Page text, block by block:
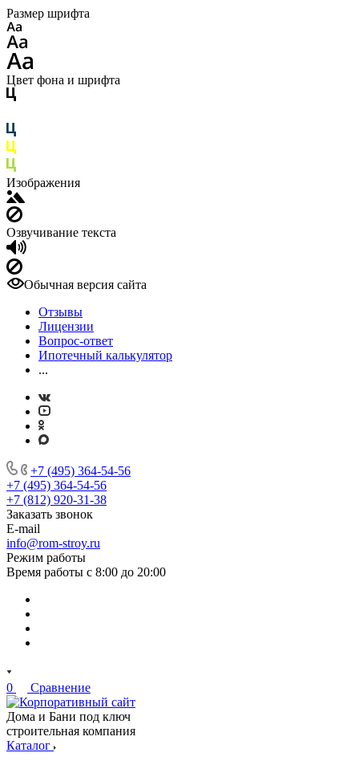
Размер шрифта
Цвет фона и шрифта
Изображения
Озвучивание текста
Обычная версия сайта
Отзывы
Лицензии
Вопрос-ответ
Ипотечный калькулятор
...
+7 (495) 364-54-56
+7 (495) 364-54-56
+7 (812) 920-31-38
Заказать звонок
E-mail
info@rom-stroy.ru
Режим работы
Время работы с 8:00 до 20:00
0 Сравнение
Дома и Бани под ключ
строительная компания
Каталог